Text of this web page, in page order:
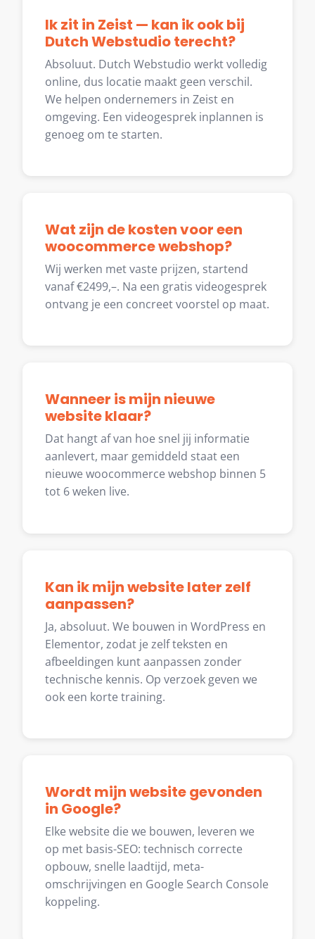
Ik zit in Zeist — kan ik ook bij
Dutch Webstudio terecht?
Absoluut. Dutch Webstudio werkt volledig
online, dus locatie maakt geen verschil.
We helpen ondernemers in Zeist en
omgeving. Een videogesprek inplannen is
genoeg om te starten.
Wat zijn de kosten voor een
woocommerce webshop?
Wij werken met vaste prijzen, startend
vanaf €2499,–. Na een gratis videogesprek
ontvang je een concreet voorstel op maat.
Wanneer is mijn nieuwe
website klaar?
Dat hangt af van hoe snel jij informatie
aanlevert, maar gemiddeld staat een
nieuwe woocommerce webshop binnen 5
tot 6 weken live.
Kan ik mijn website later zelf
aanpassen?
Ja, absoluut. We bouwen in WordPress en
Elementor, zodat je zelf teksten en
afbeeldingen kunt aanpassen zonder
technische kennis. Op verzoek geven we
ook een korte training.
Wordt mijn website gevonden
in Google?
Elke website die we bouwen, leveren we
op met basis-SEO: technisch correcte
opbouw, snelle laadtijd, meta-
omschrijvingen en Google Search Console
koppeling.